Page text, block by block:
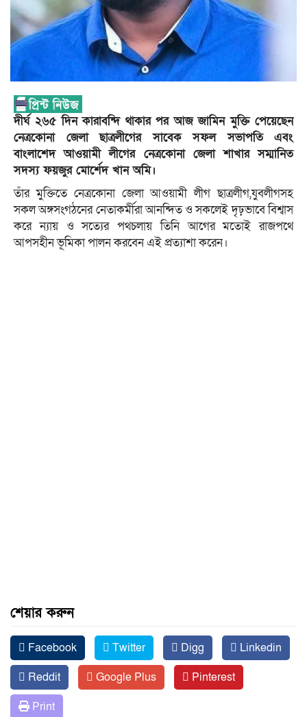
দীর্ঘ ২৬৫ দিন কারাবন্দি থাকার পর আজ জামিন মুক্তি পেয়েছেন
নেত্রকোনা জেলা ছাত্রলীগের সাবেক সফল সভাপতি এবং
বাংলাশেদ আওয়ামী লীগের নেত্রকোনা জেলা শাখার সম্মানিত
সদস্য ফয়জুর মোর্শেদ খান অমি।
তাঁর মুক্তিতে নেত্রকোনা জেলা আওয়ামী লীগ ছাত্রলীগ,যুবলীগসহ
সকল অঙ্গসংগঠনের নেতাকর্মীরা আনন্দিত ও সকলেই দৃঢ়ভাবে বিশ্বাস
করে ন্যায় ও সত্যের পথচলায় তিনি আগের মতোই রাজপথে
আপসহীন ভূমিকা পালন করবেন এই প্রত্যাশা করেন।
শেয়ার করুন
Facebook Twitter Digg
Linkedin
Reddit
Google Plus
Pinterest
Print